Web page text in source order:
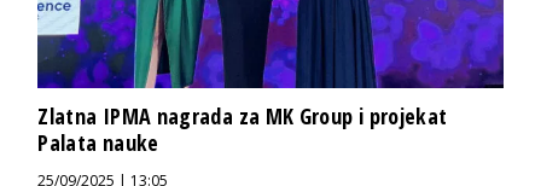
Zlatna IPMA nagrada za MK Group i projekat
Palata nauke
25/09/2025 | 13:05